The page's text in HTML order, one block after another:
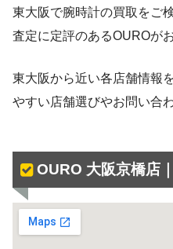
東大阪で腕時計の買取をご
査定に定評のあるOUROが
東大阪から近い各店舗情報
やすい店舗選びやお問い合
OURO 大阪京橋店